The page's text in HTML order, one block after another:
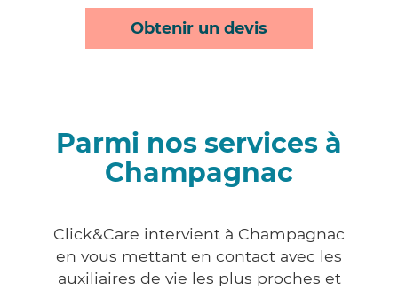
Obtenir un devis
Parmi nos services à
Champagnac
Click&Care intervient à Champagnac
en vous mettant en contact avec les
auxiliaires de vie les plus proches et